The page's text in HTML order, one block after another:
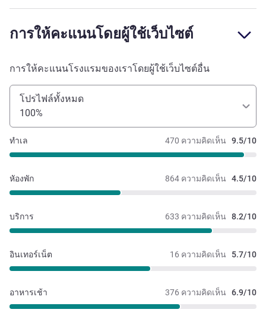
การให้คะแนนโดยผู้ใช้เว็บไซต์
การให้คะแนนโรงแรมของเราโดยผู้ใช้เว็บไซต์อื่น
โปรไฟล์ทั้งหมด
100%
470 ความคิดเห็น 9.5/10
ทำเล
864 ความคิดเห็น 4.5/10
หัองพัก
633 ความคิดเห็น 8.2/10
บริการ
16 ความคิดเห็น 5.7/10
อินเทอร์เน็ต
376 ความคิดเห็น 6.9/10
อาหารเช้า